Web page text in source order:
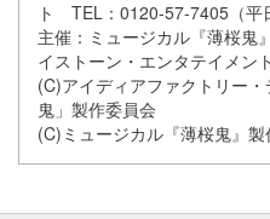
ト TEL：0120-57-7405（平
主催：ミュージカル『薄桜
イストーン・エンタテイメント
(C)アイディアファクトリー
鬼」製作委員会
(C)ミュージカル『薄桜鬼』製